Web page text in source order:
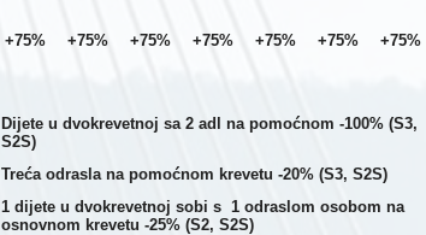
+75% +75% +75% +75% +75% +75% +75%
Dijete u dvokrevetnoj sa 2 adl na pomoćnom -100% (S3,
S2S)
Treća odrasla na pomoćnom krevetu -20% (S3, S2S)
1 dijete u dvokrevetnoj sobi s 1 odraslom osobom na
osnovnom krevetu -25% (S2, S2S)